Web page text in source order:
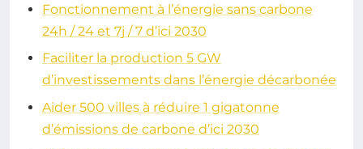
Fonctionnement à l’énergie sans carbone
24h / 24 et 7j / 7 d’ici 2030
Faciliter la production 5 GW
d’investissements dans l’énergie décarbonée
Aider 500 villes à réduire 1 gigatonne
d’émissions de carbone d’ici 2030